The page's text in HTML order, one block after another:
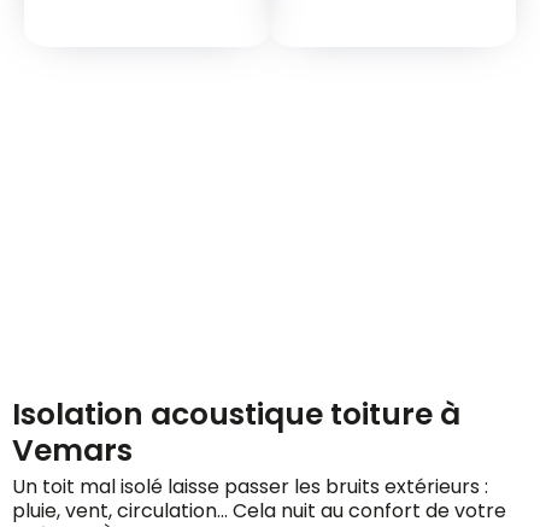
Isolation acoustique toiture à
Vemars
Un toit mal isolé laisse passer les bruits extérieurs :
pluie, vent, circulation… Cela nuit au confort de votre